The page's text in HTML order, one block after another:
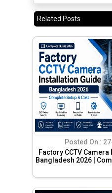
Related Posts
Posted On :
Factory CCTV
Bangladesh 2026 |